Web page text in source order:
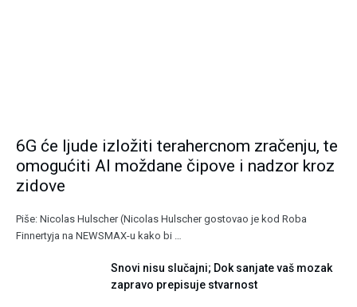
6G će ljude izložiti terahercnom zračenju, te
omogućiti AI moždane čipove i nadzor kroz
zidove
Piše: Nicolas Hulscher (Nicolas Hulscher gostovao je kod Roba
Finnertyja na NEWSMAX-u kako bi …
Snovi nisu slučajni; Dok sanjate vaš mozak
zapravo prepisuje stvarnost